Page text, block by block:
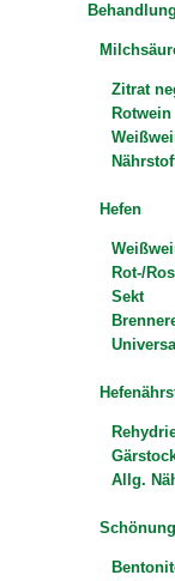
Zitrat
Rotwein
Hefen
Rot-/
Sekt
Allg.